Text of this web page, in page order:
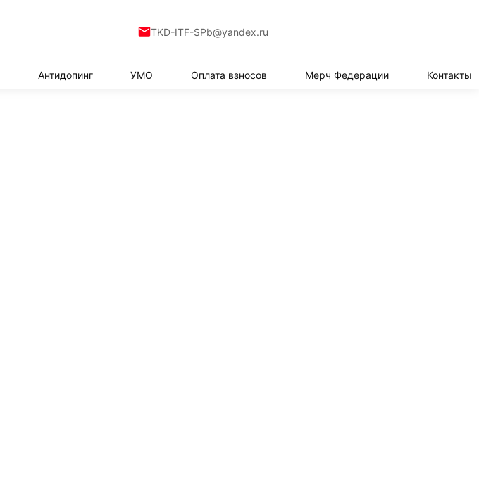
TKD-ITF-SPb@yandex.ru
Антидопинг УМО Оплата взносов Мерч Федерации Контакты